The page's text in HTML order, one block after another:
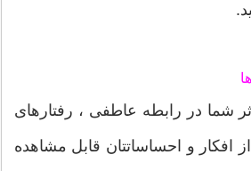
شما در رابطه عاطفی ، رفتارهای
افکار و احساساتتان قابل مشاهده